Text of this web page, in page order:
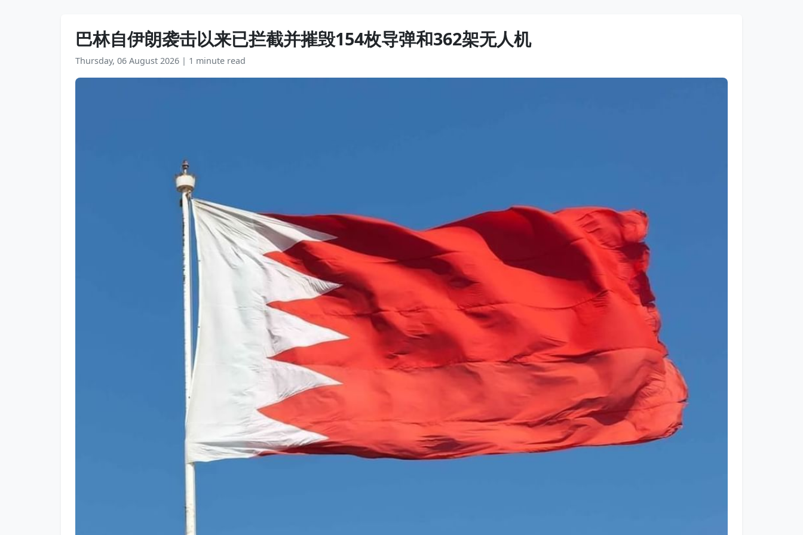
巴林自伊朗袭击以来已拦截并摧毁154枚导弹和362架无人机
Thursday, 06 August 2026 | 1 minute read